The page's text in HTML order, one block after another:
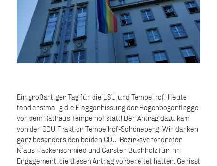
Ein großartiger Tag für die LSU und Tempelhof! Heute
fand erstmalig die Flaggenhissung der Regenbogenflagge
vor dem Rathaus Tempelhof statt! Der Antrag dazu kam
von der CDU Fraktion Tempelhof-Schöneberg. Wir danken
ganz besonders den beiden CDU-Bezirksverordneten
Klaus Hackenschmied und Carsten Buchholz für ihr
Engagement, die diesen Antrag vorbereitet hatten. Gehisst